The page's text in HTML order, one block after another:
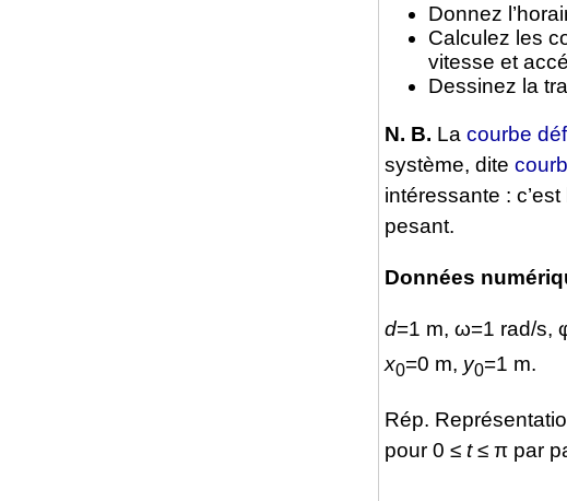
Donnez
Calculez les
vitesse et
Dessinez la
N. B. La courbe
système, dite
intéressante :
pesant.
Données
d=1 m, ω=1 rad/s,
x0=0 m, y0=1 m.
Rép.
pour 0 ≤ t≤ π par